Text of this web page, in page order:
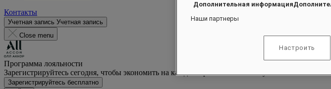
Контакты
Учетная запись Учетная запись
Close menu
Программа лояльности
Зарегистрируйтесь сегодня, чтобы экономить на каждом проживании и получать
Зарегистрируйтесь бесплатно
Дополнительная
Наши партнеры
Настроить